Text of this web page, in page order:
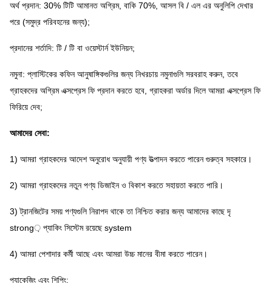
অর্থ প্রদান: 30% টিটি আমানত অগ্রিম, বাকি 70%, আসল বি / এল এর অনুলিপি দেখার
পরে (সমুদ্র পরিবহনের জন্য);
প্রদানের শর্তাদি: টি / টি বা ওয়েস্টার্ন ইউনিয়ন;
নমুনা: প্লাস্টিকের কফিন আনুষাঙ্গিকগুলির জন্য নিখরচায় নমুনাগুলি সরবরাহ করুন, তবে
গ্রাহকদের অগ্রিম এক্সপ্রেস ফি প্রদান করতে হবে, গ্রাহকরা অর্ডার দিলে আমরা এক্সপ্রেস ফি
ফিরিয়ে দেব;
আমাদের সেবা:
1) আমরা গ্রাহকদের আদেশ অনুরোধ অনুযায়ী পণ্য উত্পাদন করতে পারেন গুরুত্ব সহকারে।
2) আমরা গ্রাহকদের নতুন পণ্য ডিজাইন ও বিকাশ করতে সহায়তা করতে পারি।
3) ট্রানজিটের সময় পণ্যগুলি নিরাপদ থাকে তা নিশ্চিত করার জন্য আমাদের কাছে দৃ
strong় প্যাকিং সিস্টেম রয়েছে system
4) আমরা পেশাদার কর্মী আছে এবং আমরা উচ্চ মানের বীমা করতে পারেন।
প্যাকেজিং এবং শিপিং: